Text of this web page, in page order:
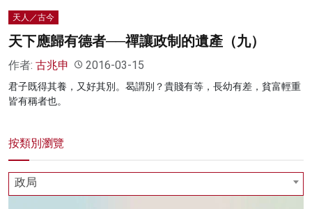
天人／古今
天下應歸有德者──禪讓政制的遺產（九）
作者: 古兆申 2016-03-15
君子既得其養，又好其別。曷謂別？貴賤有等，長幼有差，貧富輕重
皆有稱者也。
按類別瀏覽
政局